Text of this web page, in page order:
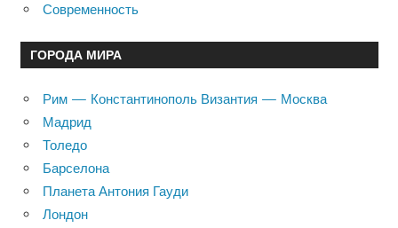
Современность
ГОРОДА МИРА
Рим — Константинополь Византия — Москва
Мадрид
Толедо
Барселона
Планета Антония Гауди
Лондон